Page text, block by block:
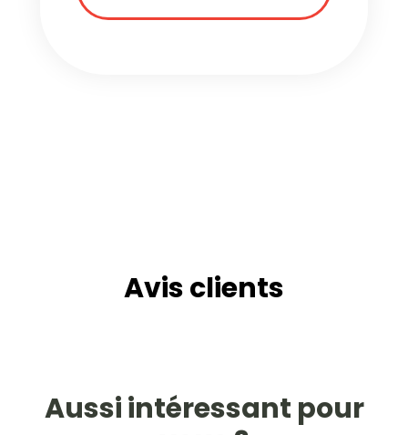
Avis clients
Aussi intéressant pour